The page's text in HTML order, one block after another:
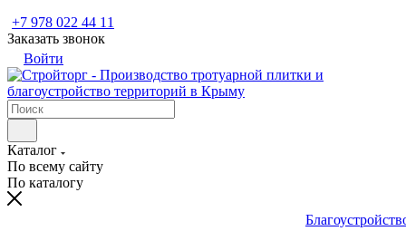
+7 978 022 44 11
Заказать звонок
Войти
Каталог
По всему сайту
По каталогу